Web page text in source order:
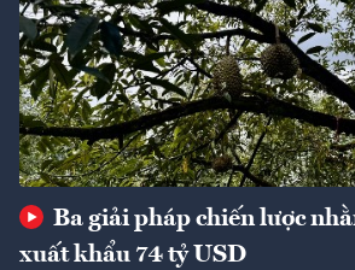
Ba giải pháp chiến lược
xuất khẩu 74 tỷ USD